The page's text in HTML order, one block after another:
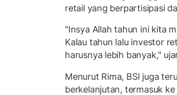
retail yang berpartisipasi
"Insya Allah tahun ini kita
Kalau tahun lalu investor
harusnya lebih banyak,"
Menurut Rima, BSI juga
berkelanjutan, termasuk